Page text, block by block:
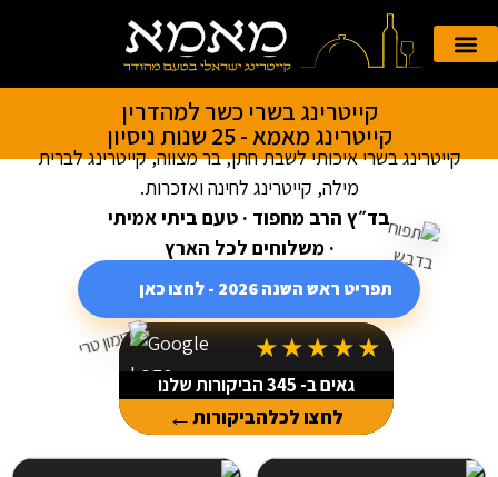
קייטרינג בשרי כשר למהדרין
קייטרינג מאמא - 25 שנות ניסיון
קייטרינג בשרי איכותי לשבת חתן, בר מצווה, קייטרינג לברית
מילה, קייטרינג לחינה ואזכרות.
בד״ץ הרב מחפוד · טעם ביתי אמיתי
· משלוחים לכל הארץ
תפריט ראש השנה 2026 - לחצו כאן
★★★★★
גאים ב- 345הביקורות שלנו
לחצו לכלהביקורות←